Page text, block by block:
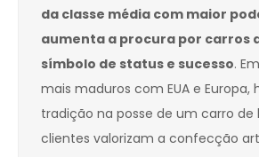
da classe média com maior
aumenta a procura por carros
símbolo de status e sucesso.
mais maduros com EUA e Europa,
tradição na posse de um carro de
clientes valorizam a confecção